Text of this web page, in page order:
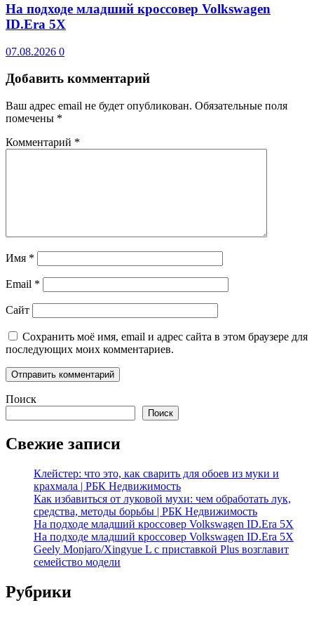
На подходе младший кроссовер Volkswagen
ID.Era 5X
07.08.2026 0
Добавить комментарий
Ваш адрес email не будет опубликован. Обязательные поля
помечены *
Комментарий *
Имя *
Email *
Сайт
Сохранить моё имя, email и адрес сайта в этом браузере для
последующих моих комментариев.
Поиск
Поиск
Свежие записи
Клейстер: что это, как сварить для обоев из муки и
крахмала | РБК Недвижимость
Как избавиться от луковой мухи: чем обработать лук,
средства, методы борьбы | РБК Недвижимость
На подходе младший кроссовер Volkswagen ID.Era 5X
На подходе младший кроссовер Volkswagen ID.Era 5X
Geely Monjaro/Xingyue L с приставкой Plus возглавит
семейство модели
Рубрики